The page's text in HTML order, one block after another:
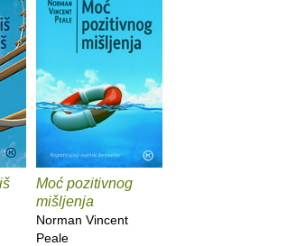
Moć pozitivnog
mišljenja
Norman Vincent
Peale